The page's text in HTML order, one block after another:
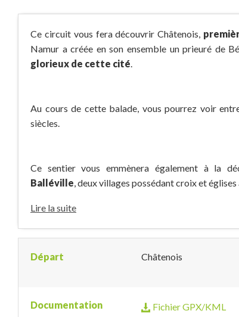
Ce circuit vous fera découvrir Châtenois,
Namur a créée en son ensemble un prieuré de
glorieux de cette cité.
Au cours de cette balade, vous pourrez voir
siècles.
Ce sentier vous emmènera également à la
Balléville, deux villages possédant croix et
Lire la suite
Départ Châtenois
Documentation
Fichier GPX/KML